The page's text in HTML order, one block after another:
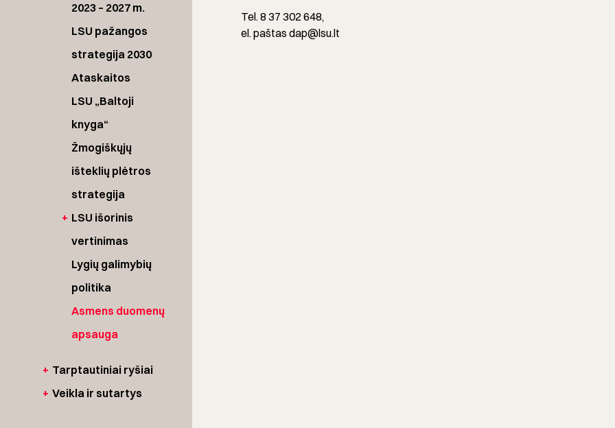
2023 – 2027 m.
LSU pažangos
strategija 2030
Ataskaitos
LSU „Baltoji
knyga“
Žmogiškųjų
išteklių plėtros
strategija
+ LSU išorinis
vertinimas
Lygių galimybių
politika
Asmens duomenų
apsauga
+ Tarptautiniai ryšiai
+ Veikla ir sutartys
Tel. 8 37 302 648,
el. paštas dap@lsu.lt